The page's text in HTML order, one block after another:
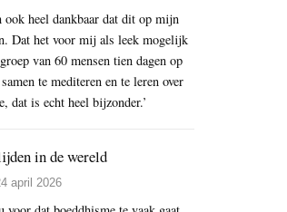
heel dankbaar dat dit op mijn
Dat het voor mij als leek mogelijk
van 60 mensen tien dagen op
te mediteren en te leren over
dat is echt heel bijzonder.’
in de wereld
april 2026